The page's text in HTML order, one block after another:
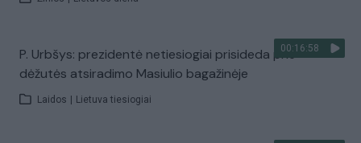
00:16:58
P. Urbšys: prezidentė netiesiogiai prisideda prie
dėžutės atsiradimo Masiulio bagažinėje
Laidos Lietuva tiesiogiai